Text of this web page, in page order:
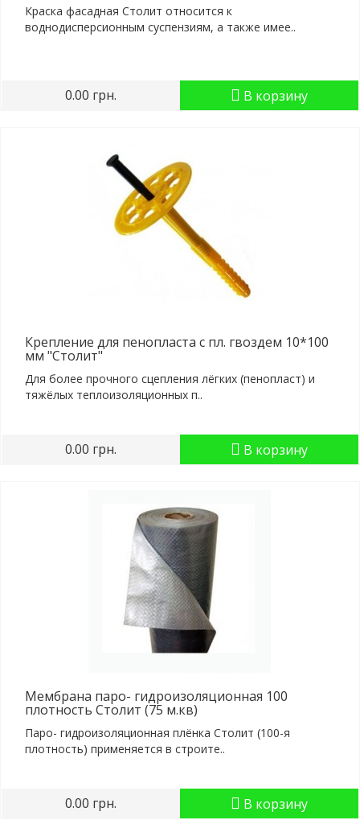
Краска фасадная Столит относится к
воднодисперсионным суспензиям, а также имее..
0.00 грн. В корзину
Крепление для пенопласта с пл. гвоздем 10*100
мм "Столит"
Для более прочного сцепления лёгких (пенопласт) и
тяжёлых теплоизоляционных п..
0.00 грн. В корзину
Мембрана паро- гидроизоляционная 100
плотность Столит (75 м.кв)
Паро- гидроизоляционная плёнка Столит (100-я
плотность) применяется в строите..
0.00 грн. В корзину